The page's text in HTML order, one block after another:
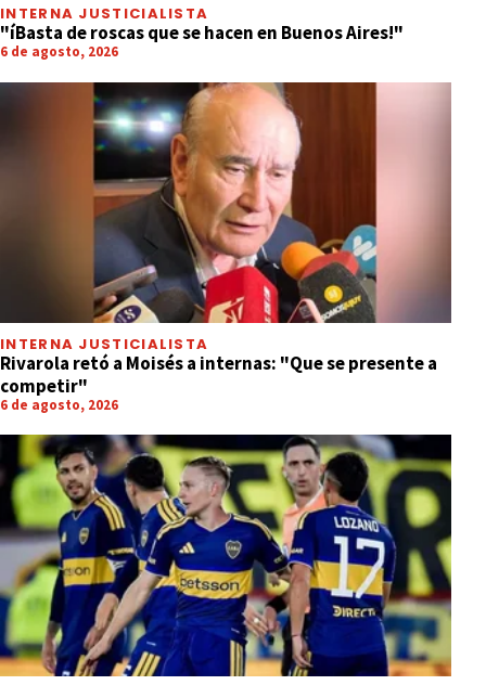
INTERNA JUSTICIALISTA
"íBasta de roscas que se hacen en Buenos Aires!"
6 de agosto, 2026
INTERNA JUSTICIALISTA
Rivarola retó a Moisés a internas: "Que se presente a
competir"
6 de agosto, 2026